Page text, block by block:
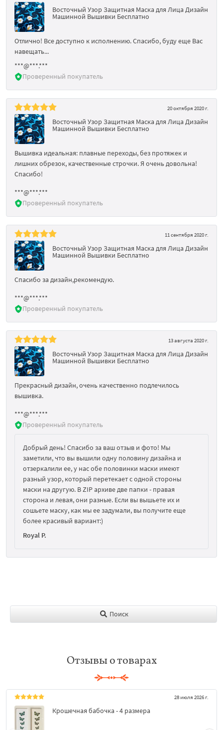
Восточный Узор Защитная Маска для Лица Дизайн
Машинной Вышивки Бесплатно
Отлично! Все доступно к исполнению. Спасибо, буду еще Вас
навещать...
***@***.***
Проверенный покупатель
20 октября 2020 г.
Восточный Узор Защитная Маска для Лица Дизайн
Машинной Вышивки Бесплатно
Вышивка идеальная: плавные переходы, без протяжек и
лишних обрезок, качественные строчки. Я очень довольна!
Спасибо!
***@***.***
Проверенный покупатель
11 сентября 2020 г.
Восточный Узор Защитная Маска для Лица Дизайн
Машинной Вышивки Бесплатно
Спасибо за дизайн,рекомендую.
***@***.***
Проверенный покупатель
13 августа 2020 г.
Восточный Узор Защитная Маска для Лица Дизайн
Машинной Вышивки Бесплатно
Прекрасный дизайн, очень качественно подлечилось
вышивка.
***@***.***
Проверенный покупатель
Добрый день! Спасибо за ваш отзыв и фото! Мы
заметили, что вы вышили одну половину дизайна и
отзеркалили ее, у нас обе половинки маски имеют
разный узор, который перетекает с одной стороны
маски на другую. В ZIP архиве две папки - правая
сторона и левая, они разные. Если вы вышьете их и
сошьете маску, как мы ее задумали, вы получите еще
более красивый вариант:)
Royal P.
Поиск
Отзывы о товарах
28 июля 2026 г.
Крошечная бабочка - 4 размера